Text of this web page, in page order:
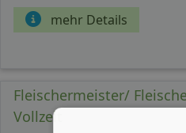
mehr Details
Fleischermeister/
Vollzeit